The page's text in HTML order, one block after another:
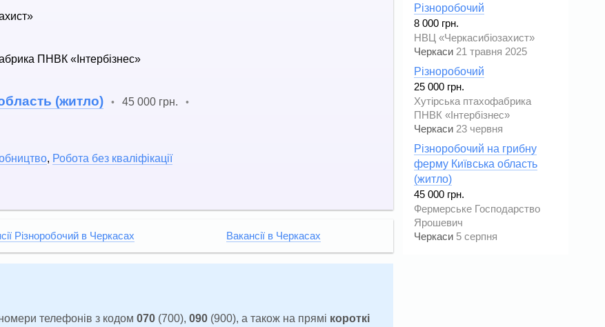
ПНВК «Інтербізнес»
(житло) • 45 000 грн. •
, Робота без кваліфікації
Різноробочий в Черкасах Вакансії в Черкасах
телефонів з кодом 070 (700), 090 (900), а також на прямі короткі
Різноробочий
8 000 грн.
НВЦ «Черкасибіозахист»
Черкаси 21 травня 2025
Різноробочий
25 000 грн.
Хутірська птахофабрика
ПНВК «Інтербізнес»
Черкаси 23 червня
Різноробочий на грибну
ферму Київська область
(житло)
45 000 грн.
Фермерське Господарство
Ярошевич
Черкаси 5 серпня